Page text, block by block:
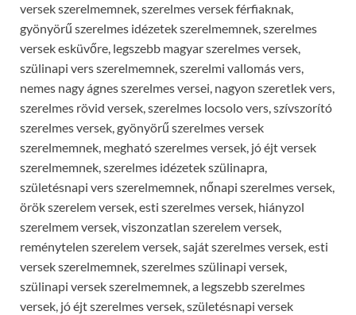
versek szerelmemnek, szerelmes versek férfiaknak,
gyönyörű szerelmes idézetek szerelmemnek, szerelmes
versek esküvőre, legszebb magyar szerelmes versek,
szülinapi vers szerelmemnek, szerelmi vallomás vers,
nemes nagy ágnes szerelmes versei, nagyon szeretlek vers,
szerelmes rövid versek, szerelmes locsolo vers, szívszorító
szerelmes versek, gyönyörű szerelmes versek
szerelmemnek, megható szerelmes versek, jó éjt versek
szerelmemnek, szerelmes idézetek szülinapra,
születésnapi vers szerelmemnek, nőnapi szerelmes versek,
örök szerelem versek, esti szerelmes versek, hiányzol
szerelmem versek, viszonzatlan szerelem versek,
reménytelen szerelem versek, saját szerelmes versek, esti
versek szerelmemnek, szerelmes szülinapi versek,
szülinapi versek szerelmemnek, a legszebb szerelmes
versek, jó éjt szerelmes versek, születésnapi versek